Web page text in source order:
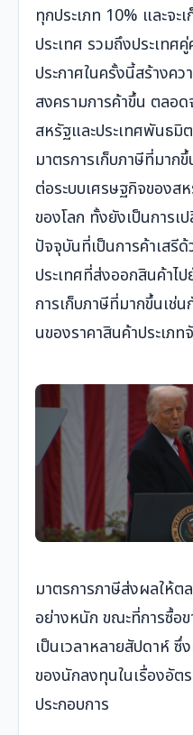
ทุกประเภท 10% และจะ
ประเทศ รวมถึงประเทศ
ประกาศในครั้งนี้สร้างคว
สงครามการค้าขึ้น ตลอ
สหรัฐและประเทศพันธมิ
มาตรการเก็บภาษีที่มาก
ต่อระบบเศรษฐกิจของ
ของโลก ทั้งยังเป็นการเ
ปัจจุบันที่เป็นการค้าเสรี
ประเทศที่ส่งออกสินค้าไ
การเก็บภาษีที่มากขึ้นเช่
นของราคาสินค้าประเภ
มาตรการภาษีส่งผลให้
อย่างหนัก ขณะที่การซื้อ
เป็นเวลาหลายสัปดาห์ ซึ่
ของนักลงทุนในเรื่องอัต
ประกอบการ